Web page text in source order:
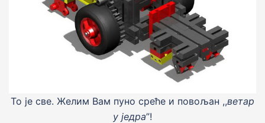
То jе све. Желим Вам пуно среће и повољан ,,ветар
у једра”!